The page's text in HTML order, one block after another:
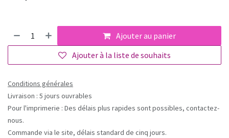
Ajouter au panier
Ajouter à la liste de souhaits
Conditions générales
Livraison : 5 jours ouvrables
Pour l'imprimerie : Des délais plus rapides sont possibles, contactez-
nous.
Commande via le site, délais standard de cinq jours.